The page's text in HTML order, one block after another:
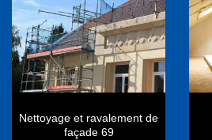
Nettoyage et ravalement de
façade 69